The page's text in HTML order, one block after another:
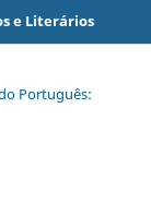
e Literários
Português: